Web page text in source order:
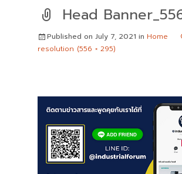
Head
Published on July 7, 2021 in Home
resolution (556 × 295)